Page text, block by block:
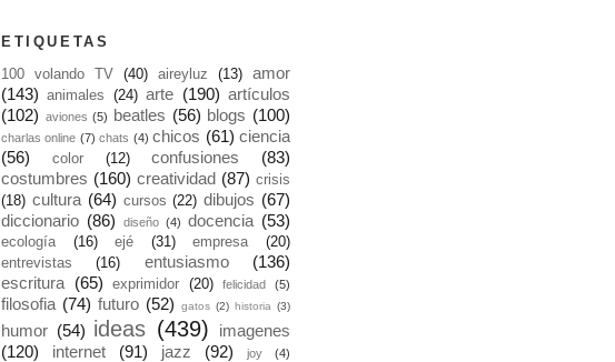
ETIQUETAS
100 volando TV (40) aireyluz (13)
amor
(143)
animales (24) arte (190) artículos
(102) aviones (5) beatles (56) blogs (100)
charlas online (7) chats (4) chicos (61) ciencia
(56)
color (12) confusiones
(83)
costumbres (160) creatividad (87) crisis
(18) cultura (64) cursos (22) dibujos (67)
diccionario (86) diseño (4) docencia (53)
ecología (16) ejé (31) empresa
(20)
entrevistas
(16) entusiasmo
(136)
escritura (65) exprimidor (20) felicidad (5)
filosofia (74) futuro (52) gatos (2) historia (3)
humor (54) ideas (439)
imagenes
(120)
internet (91) jazz (92) joy (4)